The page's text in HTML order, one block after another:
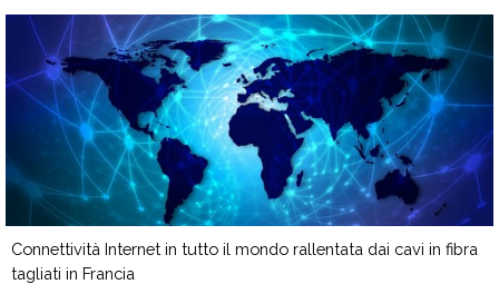
Connettività Internet in tutto il mondo rallentata dai cavi in ​​fibra
tagliati in Francia